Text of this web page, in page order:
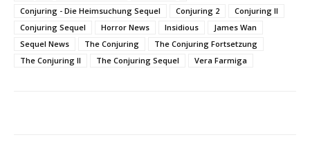
Conjuring - Die Heimsuchung Sequel
Conjuring 2
Conjuring II
Conjuring Sequel
Horror News Insidious
James Wan
Sequel News
The Conjuring
The Conjuring Fortsetzung
The Conjuring II
The Conjuring Sequel Vera Farmiga